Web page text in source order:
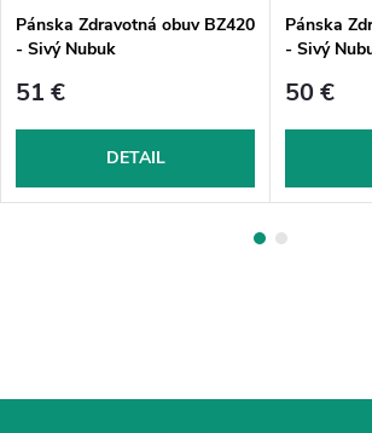
Pánska Zdravotná obuv BZ420
- Sivý Nubuk
51 €
DETAIL
Pánska
- Sivý
50 €